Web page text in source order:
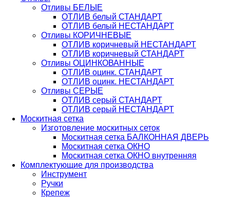
Отливы БЕЛЫЕ
ОТЛИВ белый СТАНДАРТ
ОТЛИВ белый НЕСТАНДАРТ
Отливы КОРИЧНЕВЫЕ
ОТЛИВ коричневый НЕСТАНДАРТ
ОТЛИВ коричневый СТАНДАРТ
Отливы ОЦИНКОВАННЫЕ
ОТЛИВ оцинк. СТАНДАРТ
ОТЛИВ оцинк. НЕСТАНДАРТ
Отливы СЕРЫЕ
ОТЛИВ серый СТАНДАРТ
ОТЛИВ серый НЕСТАНДАРТ
Москитная сетка
Изготовление москитных сеток
Москитная сетка БАЛКОННАЯ ДВЕРЬ
Москитная сетка ОКНО
Москитная сетка ОКНО внутренняя
Комплектующие для производства
Инструмент
Ручки
Крепеж